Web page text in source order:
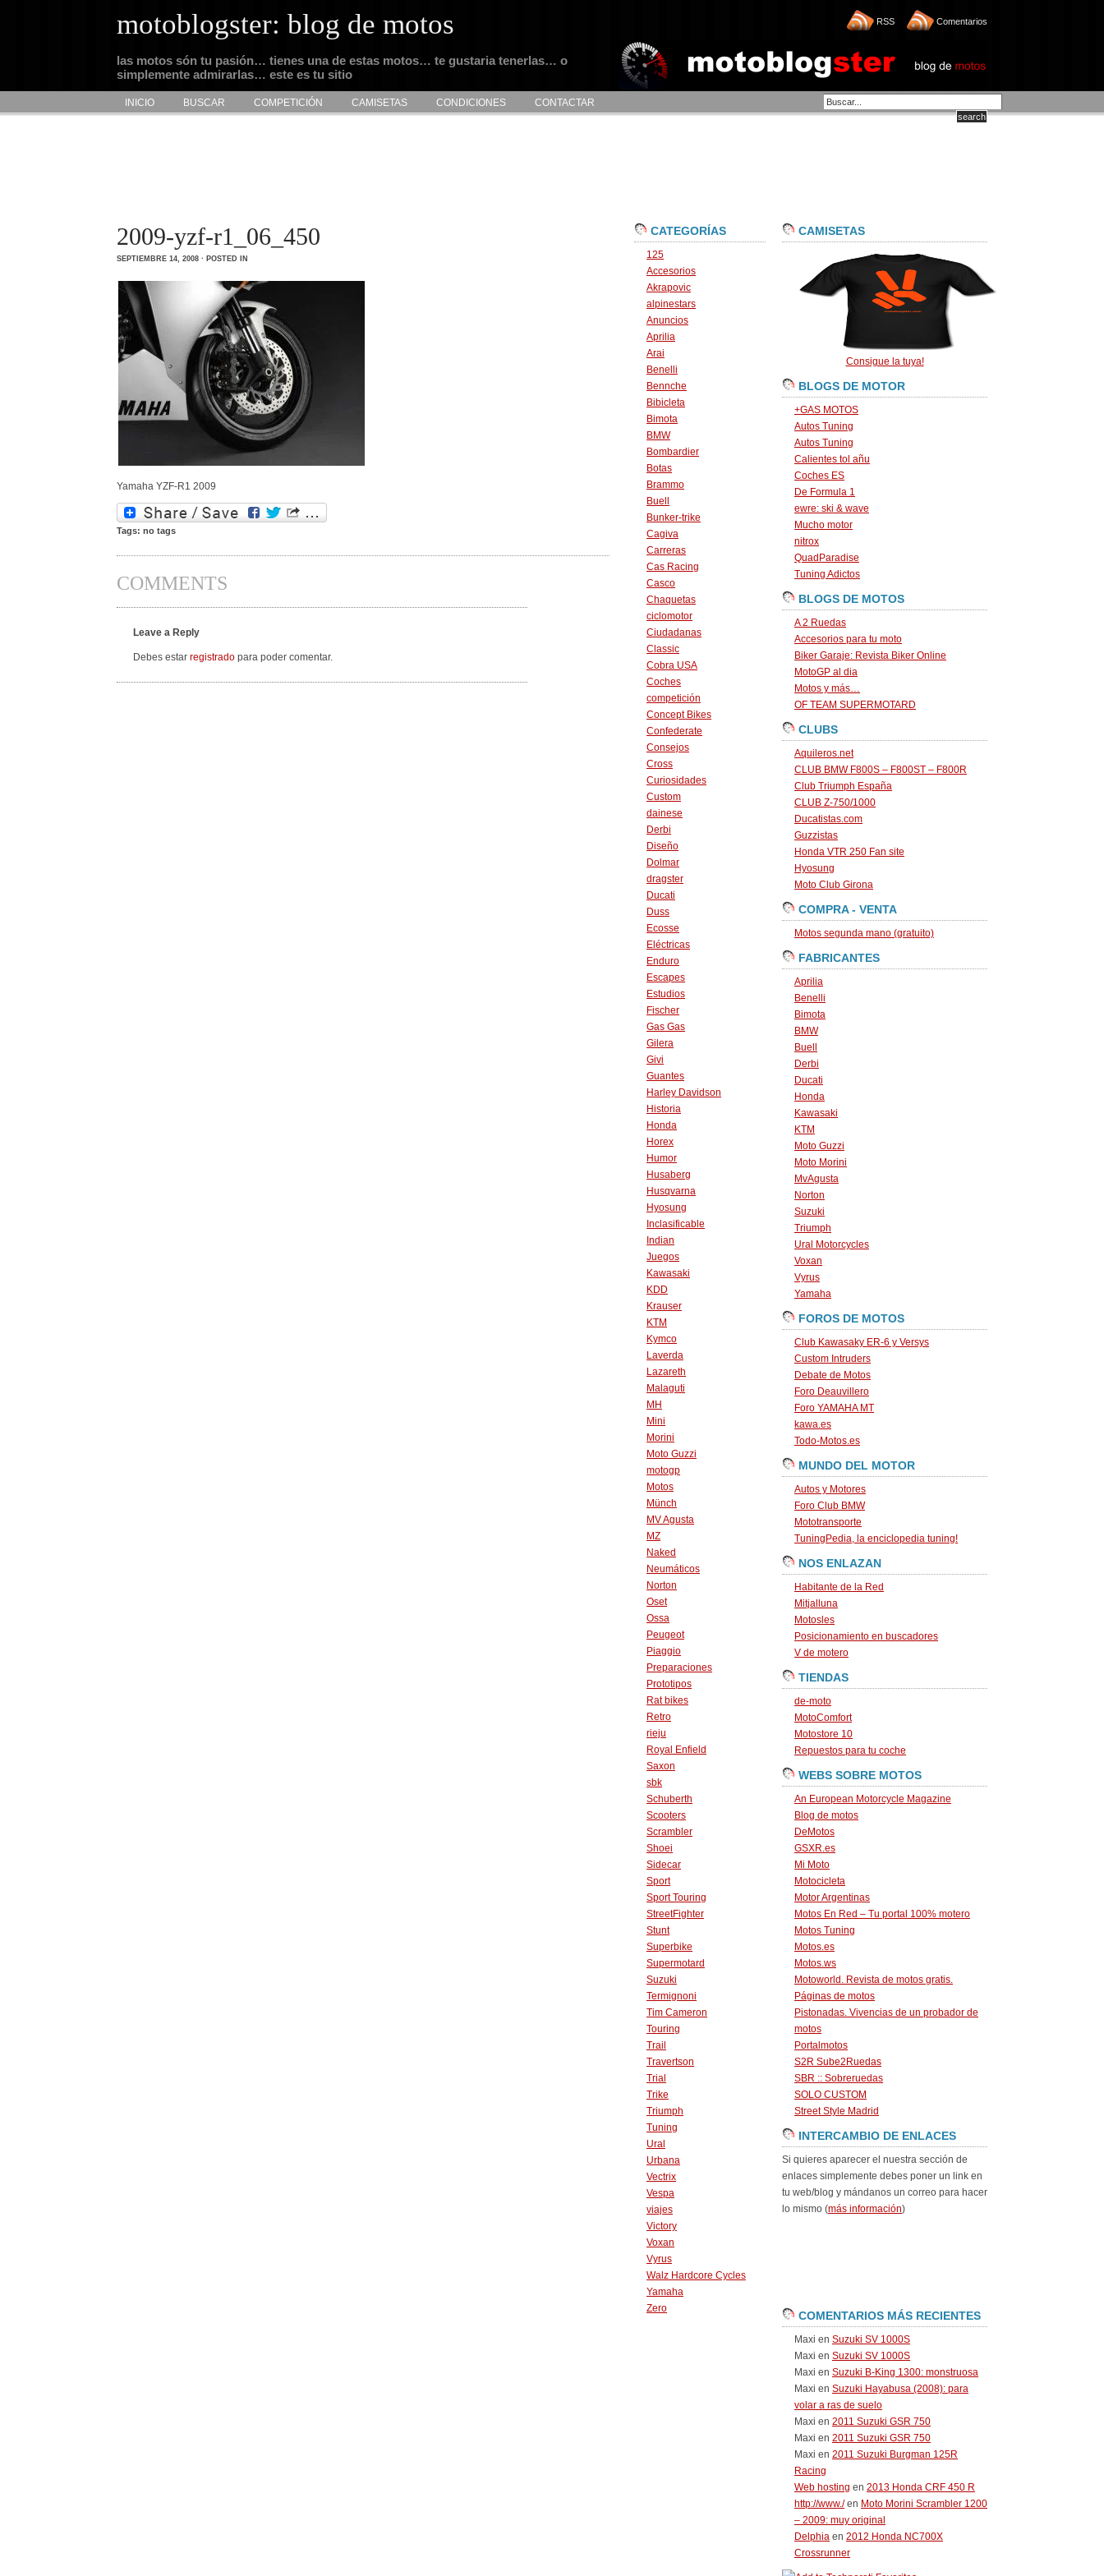
motoblogster: blog de motos
las motos són tu pasión… tienes una de estas motos… te gustaria tenerlas… o
simplemente admirarlas… este es tu sitio
RSS Comentarios
INICIO BUSCAR COMPETICIÓN CAMISETAS CONDICIONES CONTACTAR
2009-yzf-r1_06_450
SEPTIEMBRE 14, 2008 · POSTED IN
Yamaha YZF-R1 2009
Tags: no tags
COMMENTS
Leave a Reply
Debes estar registrado para poder comentar.
CATEGORÍAS
125
Accesorios
Akrapovic
alpinestars
Anuncios
Aprilia
Arai
Benelli
Bennche
Bibicleta
Bimota
BMW
Bombardier
Botas
Brammo
Buell
Bunker-trike
Cagiva
Carreras
Cas Racing
Casco
Chaquetas
ciclomotor
Ciudadanas
Classic
Cobra USA
Coches
competición
Concept Bikes
Confederate
Consejos
Cross
Curiosidades
Custom
dainese
Derbi
Diseño
Dolmar
dragster
Ducati
Duss
Ecosse
Eléctricas
Enduro
Escapes
Estudios
Fischer
Gas Gas
Gilera
Givi
Guantes
Harley Davidson
Historia
Honda
Horex
Humor
Husaberg
Husqvarna
Hyosung
Inclasificable
Indian
Juegos
Kawasaki
KDD
Krauser
KTM
Kymco
Laverda
Lazareth
Malaguti
MH
Mini
Morini
Moto Guzzi
motogp
Motos
Münch
MV Agusta
MZ
Naked
Neumáticos
Norton
Oset
Ossa
Peugeot
Piaggio
Preparaciones
Prototipos
Rat bikes
Retro
rieju
Royal Enfield
Saxon
sbk
Schuberth
Scooters
Scrambler
Shoei
Sidecar
Sport
Sport Touring
StreetFighter
Stunt
Superbike
Supermotard
Suzuki
Termignoni
Tim Cameron
Touring
Trail
Travertson
Trial
Trike
Triumph
Tuning
Ural
Urbana
Vectrix
Vespa
viajes
Victory
Voxan
Vyrus
Walz Hardcore Cycles
Yamaha
Zero
CAMISETAS
Consigue la tuya!
BLOGS DE MOTOR
+GAS MOTOS
Autos Tuning
Autos Tuning
Calientes tol añu
Coches ES
De Formula 1
ewre: ski & wave
Mucho motor
nitrox
QuadParadise
Tuning Adictos
BLOGS DE MOTOS
A 2 Ruedas
Accesorios para tu moto
Biker Garaje: Revista Biker Online
MotoGP al dia
Motos y más…
OF TEAM SUPERMOTARD
CLUBS
Aquileros.net
CLUB BMW F800S – F800ST – F800R
Club Triumph España
CLUB Z-750/1000
Ducatistas.com
Guzzistas
Honda VTR 250 Fan site
Hyosung
Moto Club Girona
COMPRA - VENTA
Motos segunda mano (gratuito)
FABRICANTES
Aprilia
Benelli
Bimota
BMW
Buell
Derbi
Ducati
Honda
Kawasaki
KTM
Moto Guzzi
Moto Morini
MvAgusta
Norton
Suzuki
Triumph
Ural Motorcycles
Voxan
Vyrus
Yamaha
FOROS DE MOTOS
Club Kawasaky ER-6 y Versys
Custom Intruders
Debate de Motos
Foro Deauvillero
Foro YAMAHA MT
kawa.es
Todo-Motos.es
MUNDO DEL MOTOR
Autos y Motores
Foro Club BMW
Mototransporte
TuningPedia, la enciclopedia tuning!
NOS ENLAZAN
Habitante de la Red
Mitjalluna
Motosles
Posicionamiento en buscadores
V de motero
TIENDAS
de-moto
MotoComfort
Motostore 10
Repuestos para tu coche
WEBS SOBRE MOTOS
An European Motorcycle Magazine
Blog de motos
DeMotos
GSXR.es
Mi Moto
Motocicleta
Motor Argentinas
Motos En Red – Tu portal 100% motero
Motos Tuning
Motos.es
Motos.ws
Motoworld. Revista de motos gratis.
Páginas de motos
Pistonadas. Vivencias de un probador de
motos
Portalmotos
S2R Sube2Ruedas
SBR :: Sobreruedas
SOLO CUSTOM
Street Style Madrid
INTERCAMBIO DE ENLACES
Si quieres aparecer el nuestra sección de
enlaces simplemente debes poner un link en
tu web/blog y mándanos un correo para hacer
lo mismo (más información)
COMENTARIOS MÁS RECIENTES
Maxi en Suzuki SV 1000S
Maxi en Suzuki SV 1000S
Maxi en Suzuki B-King 1300: monstruosa
Maxi en Suzuki Hayabusa (2008): para
volar a ras de suelo
Maxi en 2011 Suzuki GSR 750
Maxi en 2011 Suzuki GSR 750
Maxi en 2011 Suzuki Burgman 125R
Racing
Web hosting en 2013 Honda CRF 450 R
http://www./en Moto Morini Scrambler 1200
– 2009: muy original
Delphia en 2012 Honda NC700X
Crossrunner